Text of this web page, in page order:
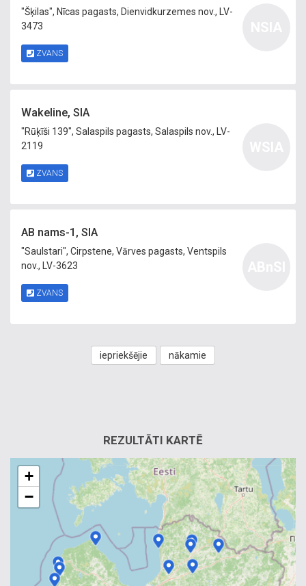
"Šķilas", Nīcas pagasts, Dienvidkurzemes nov., LV-
3473
ZVANS
Wakeline, SIA
"Rūķīši 139", Salaspils pagasts, Salaspils nov., LV-
2119
ZVANS
AB nams-1, SIA
"Saulstari", Cirpstene, Vārves pagasts, Ventspils
nov., LV-3623
ZVANS
iepriekšējie nākamie
REZULTĀTI KARTĒ
+
−